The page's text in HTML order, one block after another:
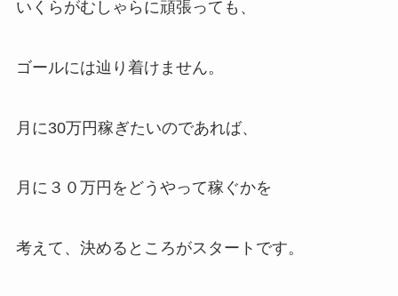
いくらがむしゃらに頑張っても、
ゴールには辿り着けません。
月に30万円稼ぎたいのであれば、
月に３０万円をどうやって稼ぐかを
考えて、決めるところがスタートです。